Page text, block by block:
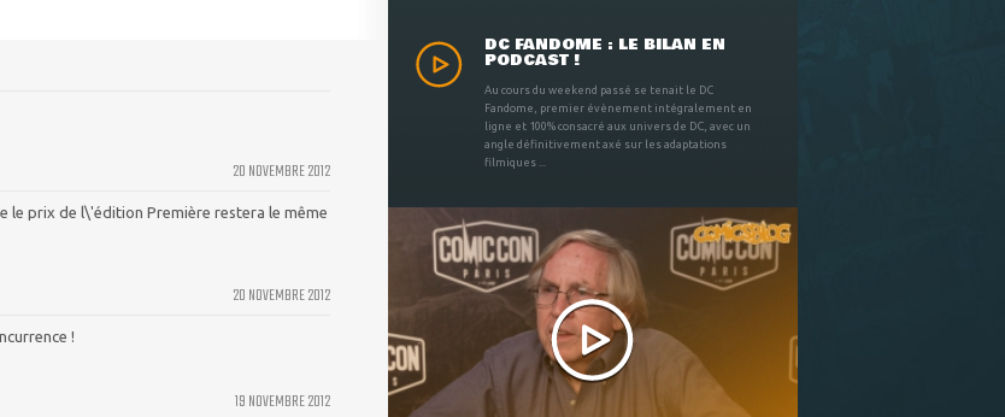
20 NOVEMBRE 2012
le prix de l\'édition Première restera le même
20 NOVEMBRE 2012
!
19 NOVEMBRE 2012
DC FANDOME : LE BILAN EN
PODCAST !
Au cours du weekend passé se tenait le DC
Fandome, premier évènement intégralement en
ligne et 100% consacré aux univers de DC, avec un
angle définitivement axé sur les adaptations
filmiques ...